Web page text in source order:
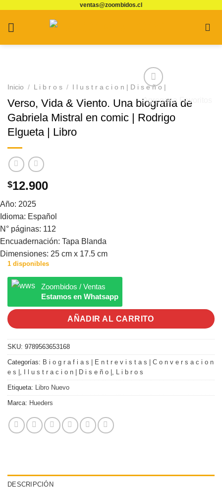
contenido
ventas@zoombidos.cl
Agregar a Favoritos
Inicio / L i b r o s / I l u s t r a c i o n | D i s e ñ o |
Verso, Vida & Viento. Una biografía de
Gabriela Mistral en comic | Rodrigo
Elgueta | Libro
$12.900
Año: 2025
Idioma: Español
N° páginas: 112
Encuadernación: Tapa Blanda
Dimensiones: 25 cm x 17.5 cm
1 disponibles
Zoombidos / Ventas
Estamos en Whatsapp
AÑADIR AL CARRITO
SKU: 9789563653168
Categorías: B i o g r a f i a s | E n t r e v i s t a s | C o n v e r s a c i o n
e s | , I l u s t r a c i o n | D i s e ñ o | , L i b r o s
Etiqueta: Libro Nuevo
Marca: Hueders
DESCRIPCIÓN